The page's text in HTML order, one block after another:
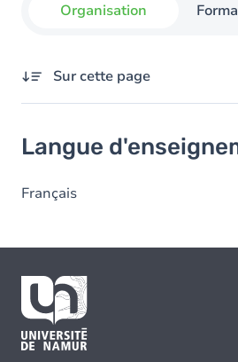
Organisation
Sur cette page
Langue
Français